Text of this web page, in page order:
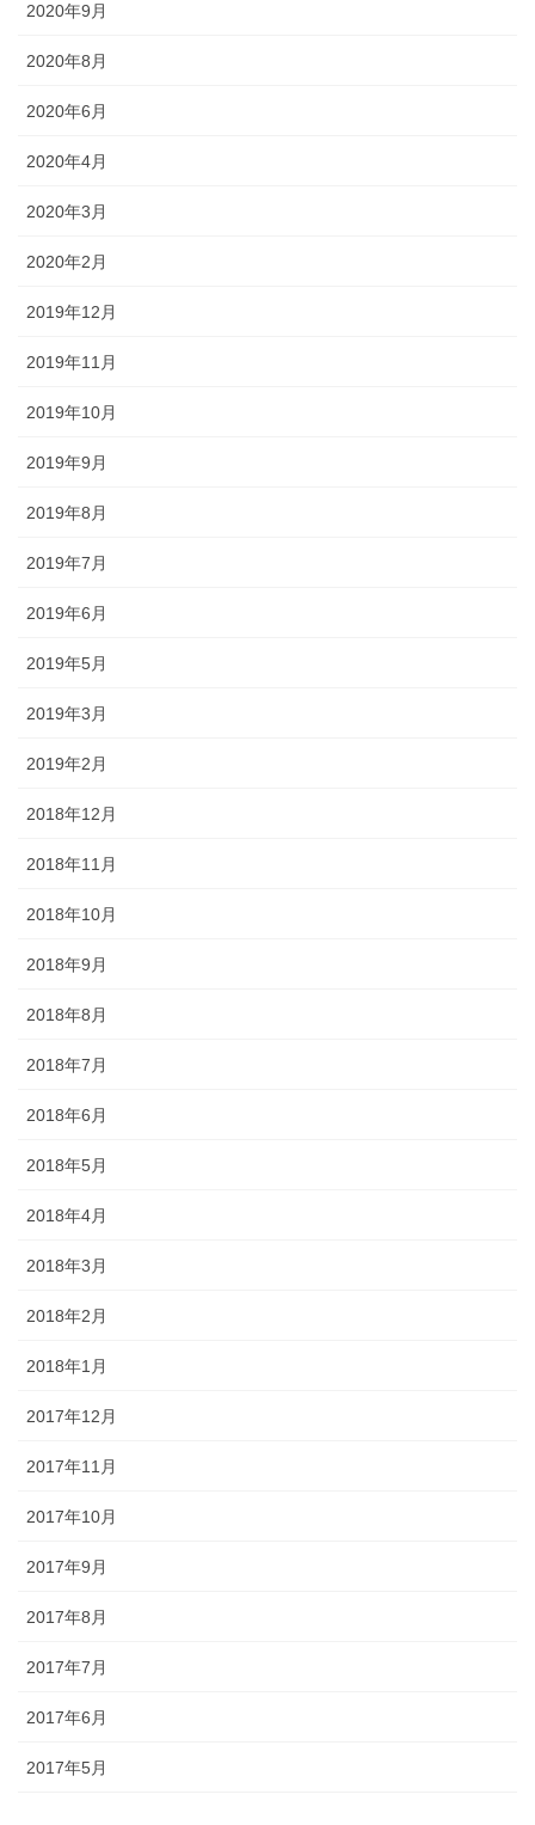
2020年9月
2020年8月
2020年6月
2020年4月
2020年3月
2020年2月
2019年12月
2019年11月
2019年10月
2019年9月
2019年8月
2019年7月
2019年6月
2019年5月
2019年3月
2019年2月
2018年12月
2018年11月
2018年10月
2018年9月
2018年8月
2018年7月
2018年6月
2018年5月
2018年4月
2018年3月
2018年2月
2018年1月
2017年12月
2017年11月
2017年10月
2017年9月
2017年8月
2017年7月
2017年6月
2017年5月